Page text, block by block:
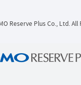
Reserve Plus Co., Ltd. All